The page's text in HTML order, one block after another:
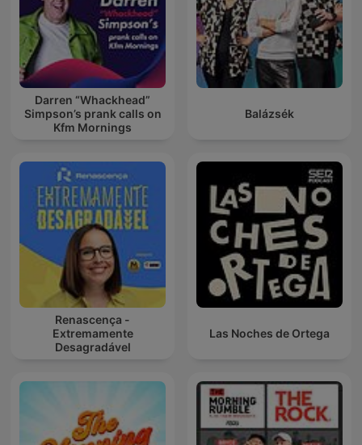
Darren “Whackhead”
Simpson’s prank calls on
Kfm Mornings
Balázsék
Renascença -
Extremamente
Desagradável
Las Noches de Ortega